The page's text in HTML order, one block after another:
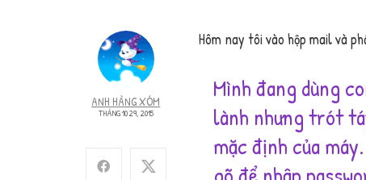
ANH HÀNG XÓM
THÁNG 10 29, 2015
Hôm nay tôi vào hộp mail và
Mình đang dùng
lành nhưng trót
mặc định của